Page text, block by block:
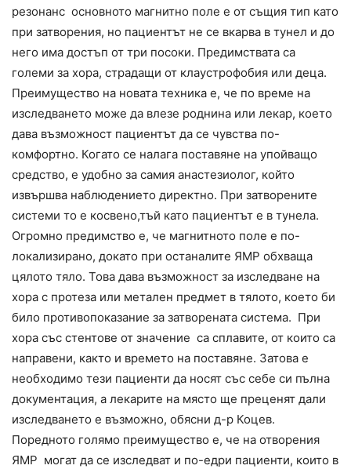
резонанс основното магнитно поле е от същия тип като
при затворения, но пациентът не се вкарва в тунел и до
него има достъп от три посоки. Предимствата са
големи за хора, страдащи от клаустрофобия или деца.
Преимущество на новата техника е, че по време на
изследването може да влезе роднина или лекар, което
дава възможност пациентът да се чувства по-
комфортно. Когато се налага поставяне на упойващо
средство, е удобно за самия анастезиолог, който
извършва наблюдението директно. При затворените
системи то е косвено,тъй като пациентът е в тунела.
Огромно предимство е, че магнитното поле е по-
локализирано, докато при останалите ЯМР обхваща
цялото тяло. Това дава възможност за изследване на
хора с протеза или метален предмет в тялото, което би
било противопоказание за затворената система. При
хора със стентове от значение са сплавите, от които са
направени, както и времето на поставяне. Затова е
необходимо тези пациенти да носят със себе си пълна
документация, а лекарите на място ще преценят дали
изследването е възможно, обясни д-р Коцев.
Поредното голямо преимущество е, че на отворения
ЯМР могат да се изследват и по-едри пациенти, които в